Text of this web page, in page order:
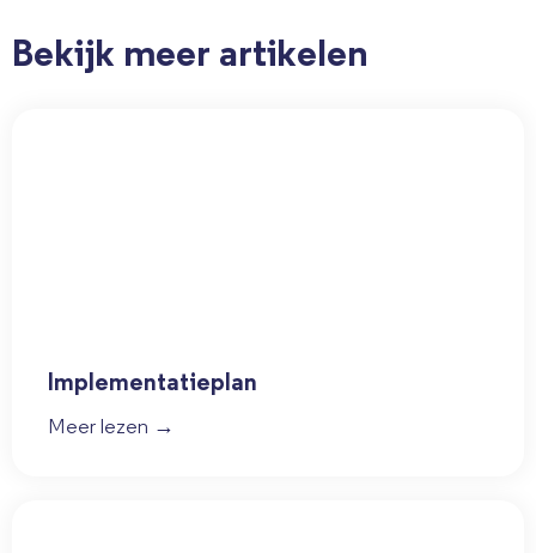
Bekijk meer artikelen
Implementatieplan
Meer lezen →